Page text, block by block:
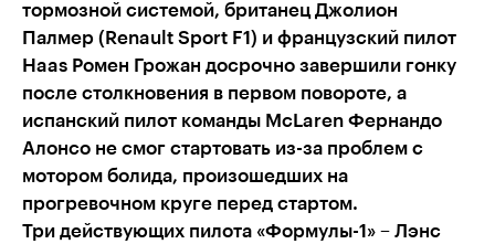
тормозной системой, британец Джолион
Палмер (Renault Sport F1) и французский пилот
Haas Ромен Грожан досрочно завершили гонку
после столкновения в первом повороте, а
испанский пилот команды McLaren Фернандо
Алонсо не смог стартовать из-за проблем с
мотором болида, произошедших на
прогревочном круге перед стартом.
Три действующих пилота «Формулы-1» –​ Лэнс